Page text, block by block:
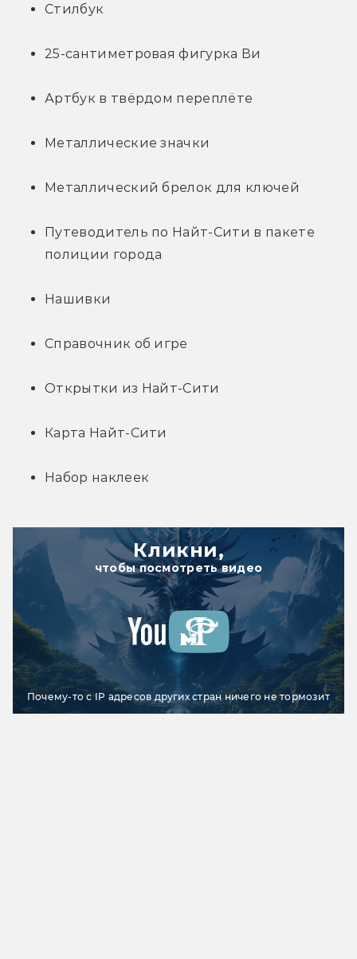
Стилбук
25-сантиметровая фигурка Ви
Артбук в твёрдом переплёте
Металлические значки
Металлический брелок для ключей
Путеводитель по Найт-Сити в пакете
полиции города
Нашивки
Справочник об игре
Открытки из Найт-Сити
Карта Найт-Сити
Набор наклеек
Кликни,
чтобы посмотреть видео
Почему-то с IP адресов других стран ничего не тормозит